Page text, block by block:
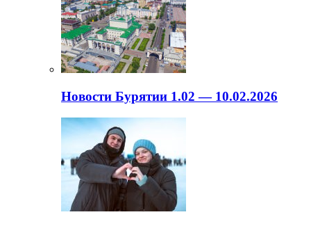
Новости Бурятии 1.02 — 10.02.2026